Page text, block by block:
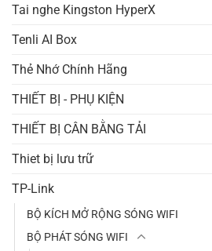
Tai nghe Kingston HyperX
Tenli AI Box
Thẻ Nhớ Chính Hãng
THIẾT BỊ - PHỤ KIỆN
THIẾT BỊ CÂN BẰNG TẢI
Thiet bị lưu trữ
TP-Link
BỘ KÍCH MỞ RỘNG SÓNG WIFI
BỘ PHÁT SÓNG WIFI